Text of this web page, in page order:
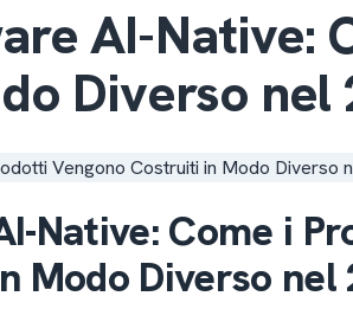
AI-Native:
Diverso nel
Native: Come i
Modo Diverso nel